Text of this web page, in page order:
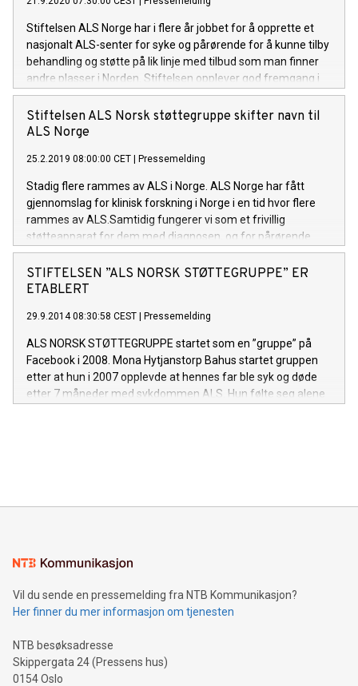
familier som er direkte berørt av ALS, både pasienter og
pårørende.
Stiftelsen ALS Norge har i flere år jobbet for å opprette et
nasjonalt ALS-senter for syke og pårørende for å kunne tilby
behandling og støtte på lik linje med tilbud som man finner
andre plasser i Norden. Stiftelsen opplever god fremgang i
prosjektet, og har nå vært i møte med helseminister Bent
Høie for å diskutere ulike løsningsforslag.
Stiftelsen ALS Norsk støttegruppe skifter navn til
ALS Norge
25.2.2019 08:00:00 CET Pressemelding
Stadig flere rammes av ALS i Norge. ALS Norge har fått
gjennomslag for klinisk forskning i Norge i en tid hvor flere
rammes av ALS.Samtidig fungerer vi som et frivillig
støtteapparat for dem med diagnosen, og for pårørende.
STIFTELSEN ”ALS NORSK STØTTEGRUPPE” ER
ETABLERT
29.9.2014 08:30:58 CEST Pressemelding
ALS NORSK STØTTEGRUPPE startet som en ”gruppe” på
Facebook i 2008. Mona Hytjanstorp Bahus startet gruppen
etter at hun i 2007 opplevde at hennes far ble syk og døde
etter 7 måneder med sykdommen ALS. Hun følte seg alene
Vil du sende en pressemelding fra NTB Kommunikasjon?
Her finner du mer informasjon om tjenesten
NTB besøksadresse
Skippergata 24 (Pressens hus)
0154 Oslo